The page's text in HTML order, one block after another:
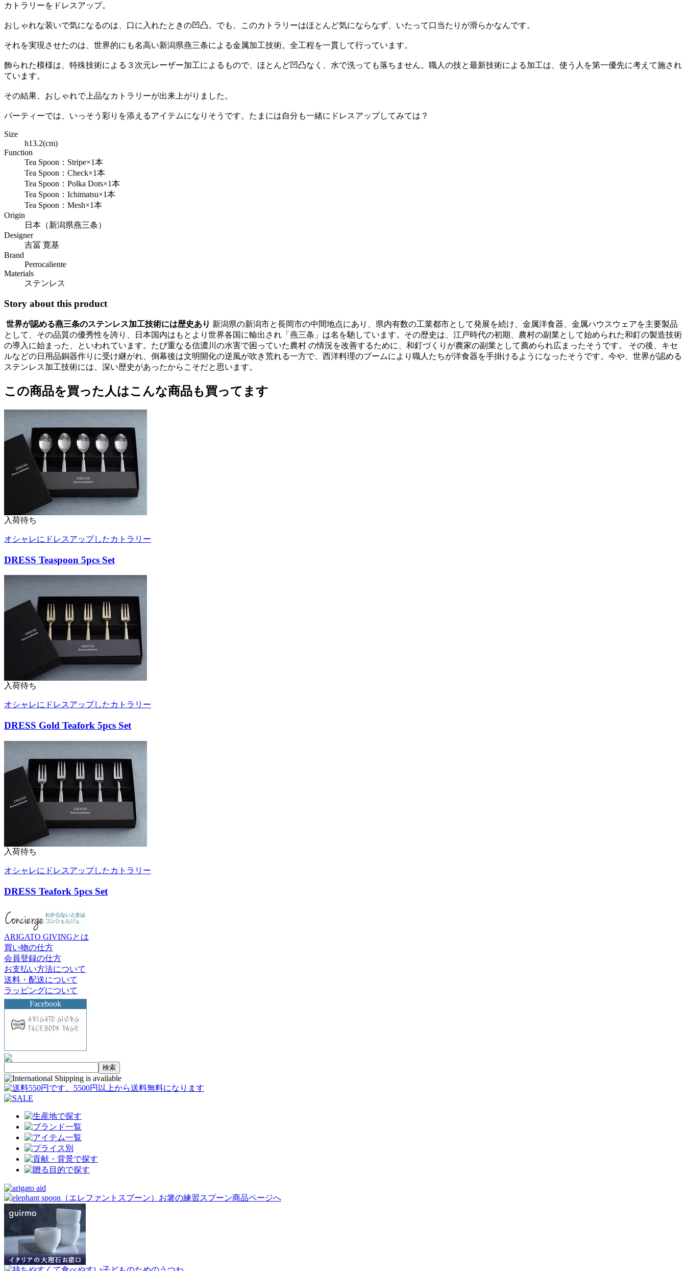
カトラリーをドレスアップ。
おしゃれな装いで気になるのは、口に入れたときの凹凸。でも、このカトラリーはほとんど気にならなず、いたって口当たりが滑らかなんです。
それを実現させたのは、世界的にも名高い新潟県燕三条による金属加工技術。全工程を一貫して行っています。
飾られた模様は、特殊技術による３次元レーザー加工によるもので、ほとんど凹凸なく、水で洗っても落ちません。職人の技と最新技術による加工は、使う人を第一優先に考えて施され
ています。
その結果、おしゃれで上品なカトラリーが出来上がりました。
パーティーでは、いっそう彩りを添えるアイテムになりそうです。たまには自分も一緒にドレスアップしてみては？
Size
h13.2(cm)
Function
Tea Spoon：Stripe×1本
Tea Spoon：Check×1本
Tea Spoon：Polka Dots×1本
Tea Spoon：Ichimatsu×1本
Tea Spoon：Mesh×1本
Origin
日本（新潟県燕三条）
Designer
吉冨 寛基
Brand
Perrocaliente
Materials
ステンレス
Story about this product
世界が認める燕三条のステンレス加工技術には歴史あり 新潟県の新潟市と長岡市の中間地点にあり、県内有数の工業都市として発展を続け、金属洋食器、金属ハウスウェアを主要製品
として、その品質の優秀性を誇り、日本国内はもとより世界各国に輸出され「燕三条」は名を馳しています。その歴史は、江戸時代の初期、農村の副業として始められた和釘の製造技術
の導入に始まった、といわれています。たび重なる信濃川の水害で困っていた農村 の情況を改善するために、和釘づくりが農家の副業として薦められ広まったそうです。 その後、キセ
ルなどの日用品銅器作りに受け継がれ、倒幕後は文明開化の逆風が吹き荒れる一方で、西洋料理のブームにより職人たちが洋食器を手掛けるようになったそうです。今や、世界が認める
ステンレス加工技術には、深い歴史があったからこそだと思います。
この商品を買った人はこんな商品も買ってます
入荷待ち
オシャレにドレスアップしたカトラリー
DRESS Teaspoon 5pcs Set
入荷待ち
オシャレにドレスアップしたカトラリー
DRESS Gold Teafork 5pcs Set
入荷待ち
オシャレにドレスアップしたカトラリー
DRESS Teafork 5pcs Set
ARIGATO GIVINGとは
買い物の仕方
会員登録の仕方
お支払い方法について
送料・配送について
ラッピングについて
Facebook